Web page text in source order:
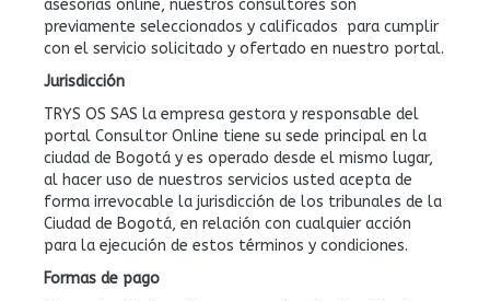
asesorías online, nuestros consultores son
previamente seleccionados y calificados para cumplir
con el servicio solicitado y ofertado en nuestro portal.
Jurisdicción
TRYS OS SAS la empresa gestora y responsable del
portal Consultor Online tiene su sede principal en la
ciudad de Bogotá y es operado desde el mismo lugar,
al hacer uso de nuestros servicios usted acepta de
forma irrevocable la jurisdicción de los tribunales de la
Ciudad de Bogotá, en relación con cualquier acción
para la ejecución de estos términos y condiciones.
Formas de pago